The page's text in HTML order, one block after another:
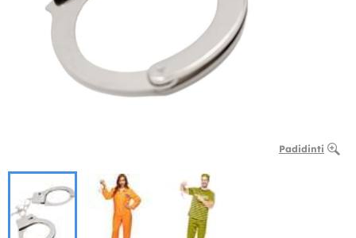
Padidinti